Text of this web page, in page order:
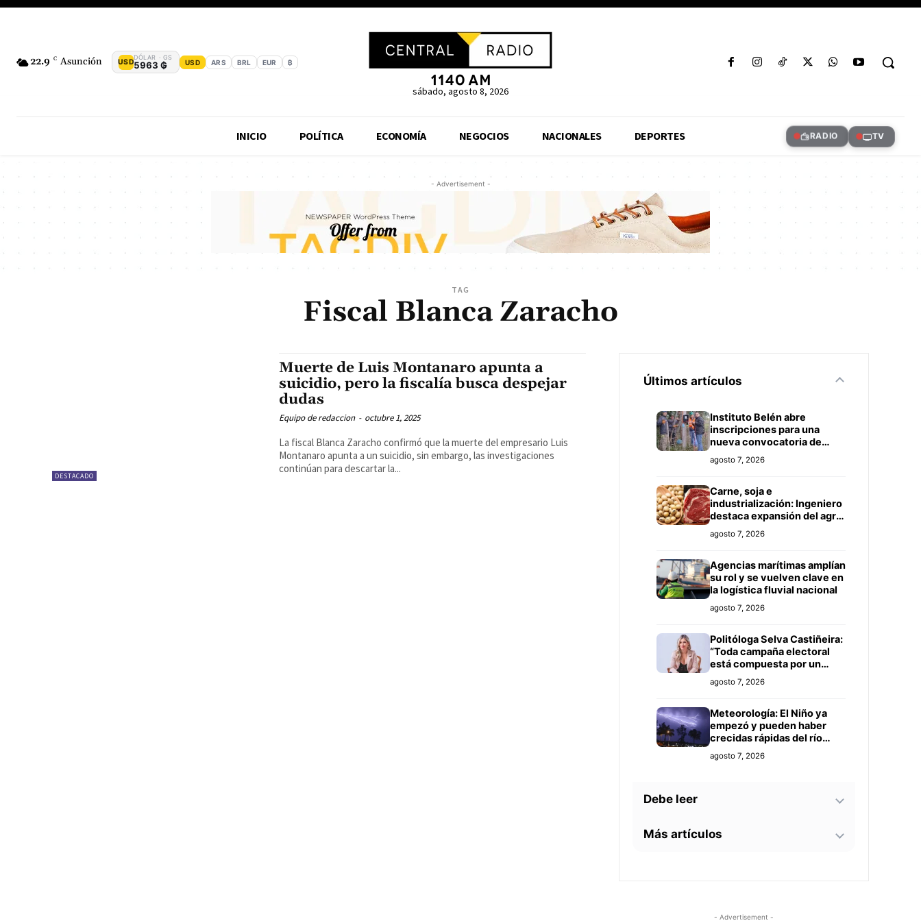
22.9 C Asunción USD
DÓLAR · GS
5963 ₲ USD ARS BRL EUR ₿
sábado, agosto 8, 2026
INICIO POLÍTICA ECONOMÍA NEGOCIOS NACIONALES DEPORTES RADIO TV
- Advertisement -
TAG
Fiscal Blanca Zaracho
DESTACADO
Muerte de Luis Montanaro apunta a
suicidio, pero la fiscalía busca despejar
dudas
Equipo de redaccion - octubre 1, 2025
La fiscal Blanca Zaracho confirmó que la muerte del empresario Luis
Montanaro apunta a un suicidio, sin embargo, las investigaciones
continúan para descartar la...
Últimos artículos
Instituto Belén abre
inscripciones para una
nueva convocatoria de
cursos de formación laboral
en Concepción
agosto 7, 2026
Carne, soja e
industrialización: Ingeniero
destaca expansión del agro
paraguayo hacia más
mercados
agosto 7, 2026
Agencias marítimas amplían
su rol y se vuelven clave en
la logística fluvial nacional
agosto 7, 2026
Politóloga Selva Castiñeira:
“Toda campaña electoral
está compuesta por un
equipo de profesionales”
agosto 7, 2026
Meteorología: El Niño ya
empezó y pueden haber
crecidas rápidas del río
Paraguay
agosto 7, 2026
Debe leer
Tecnología y BIM ganan
Más artículos
agosto 6, 2026
- Advertisement -